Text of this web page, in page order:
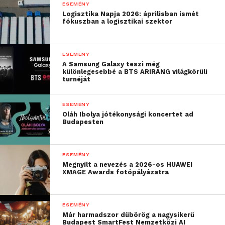
Túl sok volt az információ? Akkor itt egy
gyorstalpaló a Game of Gamers eseményéről, hogy
ne vessz el a pixelek és a programok tengerében!
Mennyibe kerül: teljesen INGYENES,
még előregisztráció sem szükséges!
Helyszín: Pólus Bevásárlóközpont (Food
Court és Pólus Mozi)
Mettől meddig: November 26. és 29.
között, a zárónap egy hatalmas FC 26-
döntővel és látványos showmeccsekkel
a moziban
ESEMÉNY
Logisztika Napja 2026: áprilisban ismét
fókuszban a logisztikai szektor
ESEMÉNY
A Samsung Galaxy teszi még
különlegesebbé a BTS ARIRANG világkörüli
turnéját
ESEMÉNY
Oláh Ibolya jótékonysági koncertet ad
Budapesten
ESEMÉNY
Megnyílt a nevezés a 2026-os HUAWEI
XMAGE Awards fotópályázatra
ESEMÉNY
Már harmadszor dübörög a nagysikerű
Budapest SmartFest Nemzetközi AI